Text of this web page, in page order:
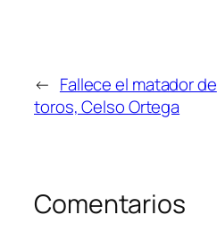
← Fallece el matador de
toros, Celso Ortega
Comentarios